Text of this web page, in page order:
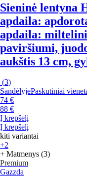
Sieninė lentyna
apdaila:
apdaila:
paviršiumi,
aukštis 13 cm,
(3)
SandėlyjePaskutiniai
74 €
88 €
Į krepšelį
Į krepšelį
kiti variantai
+2
+ Matmenys (3)
Premium
Gazzda